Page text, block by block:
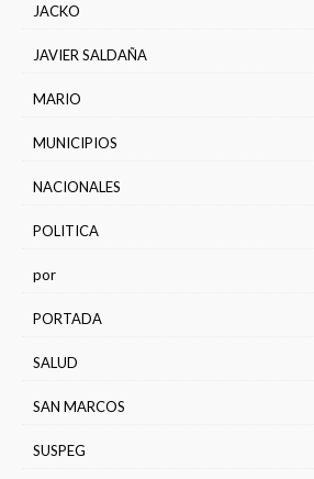
JACKO
JAVIER SALDAÑA
MARIO
MUNICIPIOS
NACIONALES
POLITICA
por
PORTADA
SALUD
SAN MARCOS
SUSPEG